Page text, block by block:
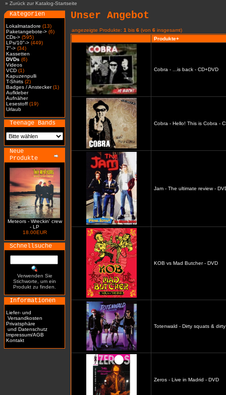
» Zurück zur Katalog-Startseite
Kategorien
Lokalmatadore (13)
Paketangebote-> (6)
CDs-> (595)
LPs/10"-> (449)
7"-> (34)
Kassetten
DVDs (6)
Videos
VCD (1)
Kapuzenpulli
T-Shirts (2)
Badges / Anstecker(1)
Aufkleber
Aufnäher
Lesestoff (19)
Urlaub
Teenage Bands
Neue
Produkte
Meteors - Wreckin' crew
- LP
18.00EUR
Schnellsuche
Verwenden Sie
Stichworte, um ein
Produkt zu finden.
Informationen
Liefer- und
Versandkosten
Privatsphäre
und Datenschutz
Impressum/AGB
Kontakt
Unser Angebot
angezeigte Produkte: 1 bis 6 (von 6 insgesamt)
Produkte+
Cobra - ...is back - CD+DVD
Cobra - Hello! This is Cobra -
Jam - The ultimate review -
KOB vs Mad Butcher - DVD
Totenwald - Dirty squats &
Zeros - Live in Madrid - DVD